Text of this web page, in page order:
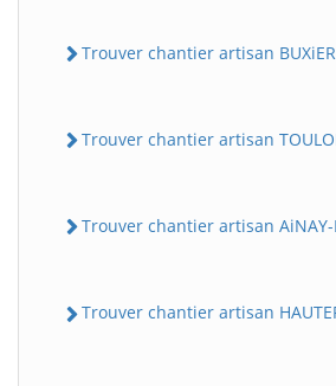
Trouver chantier artisan
Trouver chantier artisan
Trouver chantier artisan AiNAY-
Trouver chantier artisan